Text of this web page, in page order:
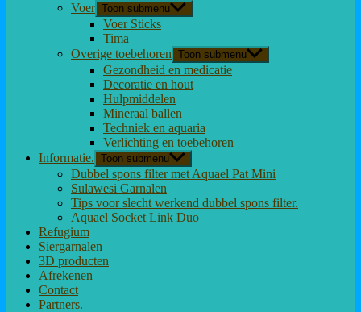
Voer Toon submenu
Voer Sticks
Tima
Overige toebehoren Toon submenu
Gezondheid en medicatie
Decoratie en hout
Hulpmiddelen
Mineraal ballen
Techniek en aquaria
Verlichting en toebehoren
Informatie. Toon submenu
Dubbel spons filter met Aquael Pat Mini
Sulawesi Garnalen
Tips voor slecht werkend dubbel spons filter.
Aquael Socket Link Duo
Refugium
Siergarnalen
3D producten
Afrekenen
Contact
Partners.